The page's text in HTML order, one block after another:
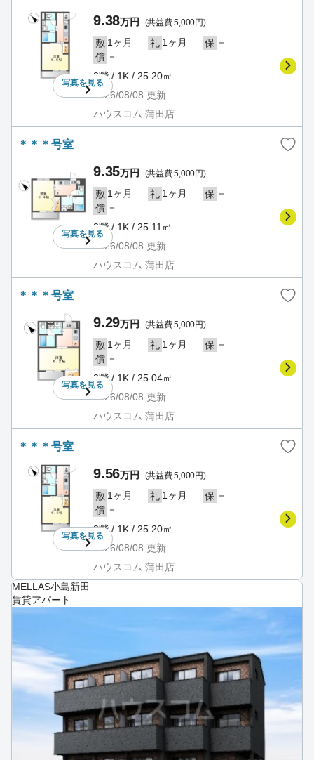
写真を見る
9.38万円 (共益費 5,000円)
敷 1ヶ月 礼 1ヶ月 保 －
償 －
2階 / 1K / 25.20㎡
2026/08/08 更新
ハウスコム 蒲田店
＊＊＊号室
写真を見る
9.35万円 (共益費 5,000円)
敷 1ヶ月 礼 1ヶ月 保 －
償 －
3階 / 1K / 25.11㎡
2026/08/08 更新
ハウスコム 蒲田店
＊＊＊号室
写真を見る
9.29万円 (共益費 5,000円)
敷 1ヶ月 礼 1ヶ月 保 －
償 －
3階 / 1K / 25.04㎡
2026/08/08 更新
ハウスコム 蒲田店
＊＊＊号室
写真を見る
9.56万円 (共益費 5,000円)
敷 1ヶ月 礼 1ヶ月 保 －
償 －
3階 / 1K / 25.20㎡
2026/08/08 更新
ハウスコム 蒲田店
MELLAS小島新田
賃貸アパート